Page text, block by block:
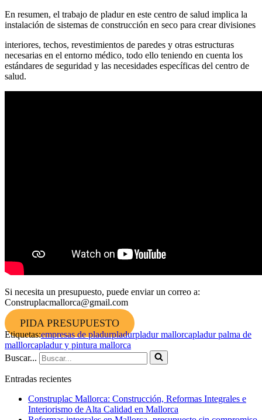
En resumen, el trabajo de pladur en este centro de salud implica la
instalación de sistemas de construcción en seco para crear divisiones
interiores, techos, revestimientos de paredes y otras estructuras
necesarias en el entorno médico, todo ello teniendo en cuenta los
estándares de seguridad y las necesidades específicas del centro de
salud.
Si necesita un presupuesto, puede enviar un correo a:
Construplacmallorca@gmail.com
PIDA PRESUPUESTO
Etiquetas:empresas de pladurpladurpladur mallorcapladur palma de
malllorcapladur y pintura mallorca
Buscar...
Entradas recientes
Construplac Mallorca: Construcción, Reformas Integrales e
Interiorismo de Alta Calidad en Mallorca